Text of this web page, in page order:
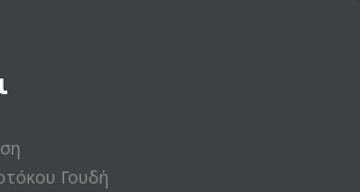
Γουδή